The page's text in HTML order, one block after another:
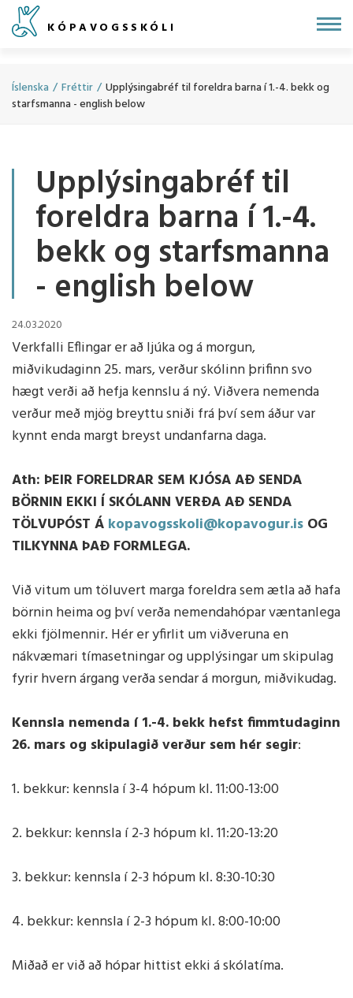
Fara
í
KÓPAVOGSSKÓLI
Íslenska / Fréttir / Upplýsingabréf til foreldra barna í 1.-4. bekk og
starfsmanna - english below
Upplýsingabréf til
foreldra barna í 1.-4.
bekk og starfsmanna
- english below
24.03.2020
Verkfalli Eflingar er að ljúka og á morgun,
miðvikudaginn 25. mars, verður skólinn þrifinn svo
hægt verði að hefja kennslu á ný. Viðvera nemenda
verður með mjög breyttu sniði frá því sem áður var
kynnt enda margt breyst undanfarna daga.
Ath: ÞEIR FORELDRAR SEM KJÓSA AÐ SENDA
BÖRNIN EKKI Í SKÓLANN VERÐA AÐ SENDA
TÖLVUPÓST Á kopavogsskoli@kopavogur.is OG
TILKYNNA ÞAÐ FORMLEGA.
Við vitum um töluvert marga foreldra sem ætla að hafa
börnin heima og því verða nemendahópar væntanlega
ekki fjölmennir. Hér er yfirlit um viðveruna en
nákvæmari tímasetningar og upplýsingar um skipulag
fyrir hvern árgang verða sendar á morgun, miðvikudag.
Kennsla nemenda í 1.-4. bekk hefst fimmtudaginn
26. mars og skipulagið verður sem hér segir:
1. bekkur: kennsla í 3-4 hópum kl. 11:00-13:00
2. bekkur: kennsla í 2-3 hópum kl. 11:20-13:20
3. bekkur: kennsla í 2-3 hópum kl. 8:30-10:30
4. bekkur: kennsla í 2-3 hópum kl. 8:00-10:00
Miðað er við að hópar hittist ekki á skólatíma.